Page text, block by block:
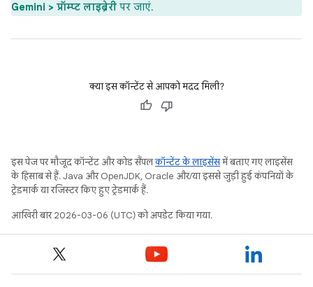
Gemini > प्रॉम्प्ट लाइब्रेरी पर जाएं.
क्या इस कॉन्टेंट से आपको मदद मिली?
इस पेज पर मौजूद कॉन्टेंट और कोड सैंपलकॉन्टेंट के लाइसेंसमें बताए गए लाइसेंस
के हिसाब से हैं. Java और OpenJDK, Oracle और/या इससे जुड़ी हुई कंपनियों के
ट्रेडमार्क या रजिस्टर किए हुए ट्रेडमार्क हैं.
आखिरी बार 2026-03-06 (UTC) को अपडेट किया गया.